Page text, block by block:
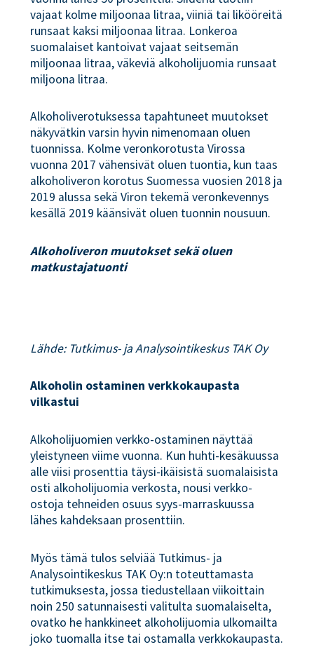
vajaat kolme miljoonaa litraa, viiniä tai likööreitä
runsaat kaksi miljoonaa litraa. Lonkeroa
suomalaiset kantoivat vajaat seitsemän
miljoonaa litraa, väkeviä alkoholijuomia runsaat
miljoona litraa.
Alkoholiverotuksessa tapahtuneet muutokset
näkyvätkin varsin hyvin nimenomaan oluen
tuonnissa. Kolme veronkorotusta Virossa
vuonna 2017 vähensivät oluen tuontia, kun taas
alkoholiveron korotus Suomessa vuosien 2018 ja
2019 alussa sekä Viron tekemä veronkevennys
kesällä 2019 käänsivät oluen tuonnin nousuun.
Alkoholiveron muutokset sekä oluen
matkustajatuonti
Lähde: Tutkimus- ja Analysointikeskus TAK Oy
Alkoholin ostaminen verkkokaupasta
vilkastui
Alkoholijuomien verkko-ostaminen näyttää
yleistyneen viime vuonna. Kun huhti-kesäkuussa
alle viisi prosenttia täysi-ikäisistä suomalaisista
osti alkoholijuomia verkosta, nousi verkko-
ostoja tehneiden osuus syys-marraskuussa
lähes kahdeksaan prosenttiin.
Myös tämä tulos selviää Tutkimus- ja
Analysointikeskus TAK Oy:n toteuttamasta
tutkimuksesta, jossa tiedustellaan viikoittain
noin 250 satunnaisesti valitulta suomalaiselta,
ovatko he hankkineet alkoholijuomia ulkomailta
joko tuomalla itse tai ostamalla verkkokaupasta.